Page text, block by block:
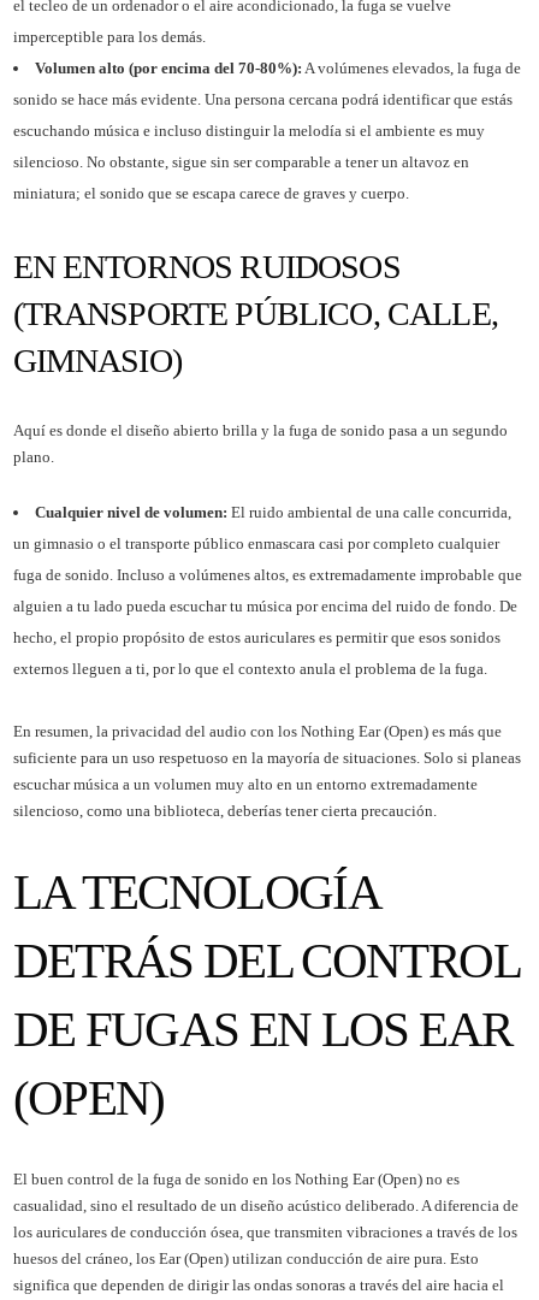
el tecleo de un ordenador o el aire acondicionado, la fuga se vuelve
imperceptible para los demás.
Volumen alto (por encima del 70-80%): A volúmenes elevados, la fuga de
sonido se hace más evidente. Una persona cercana podrá identificar que estás
escuchando música e incluso distinguir la melodía si el ambiente es muy
silencioso. No obstante, sigue sin ser comparable a tener un altavoz en
miniatura; el sonido que se escapa carece de graves y cuerpo.
EN ENTORNOS RUIDOSOS
(TRANSPORTE PÚBLICO, CALLE,
GIMNASIO)
Aquí es donde el diseño abierto brilla y la fuga de sonido pasa a un segundo
plano.
Cualquier nivel de volumen: El ruido ambiental de una calle concurrida,
un gimnasio o el transporte público enmascara casi por completo cualquier
fuga de sonido. Incluso a volúmenes altos, es extremadamente improbable que
alguien a tu lado pueda escuchar tu música por encima del ruido de fondo. De
hecho, el propio propósito de estos auriculares es permitir que esos sonidos
externos lleguen a ti, por lo que el contexto anula el problema de la fuga.
En resumen, la privacidad del audio con los Nothing Ear (Open) es más que
suficiente para un uso respetuoso en la mayoría de situaciones. Solo si planeas
escuchar música a un volumen muy alto en un entorno extremadamente
silencioso, como una biblioteca, deberías tener cierta precaución.
LA TECNOLOGÍA
DETRÁS DEL CONTROL
DE FUGAS EN LOS EAR
(OPEN)
El buen control de la fuga de sonido en los Nothing Ear (Open) no es
casualidad, sino el resultado de un diseño acústico deliberado. A diferencia de
los auriculares de conducción ósea, que transmiten vibraciones a través de los
huesos del cráneo, los Ear (Open) utilizan conducción de aire pura. Esto
significa que dependen de dirigir las ondas sonoras a través del aire hacia el